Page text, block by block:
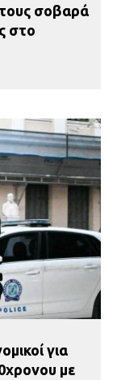
σοβαρά
στο
για
με